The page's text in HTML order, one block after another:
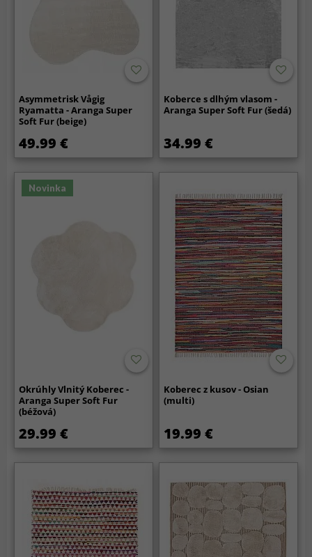
Asymmetrisk Vågig
Ryamatta - Aranga Super
Soft Fur (beige)
49.99 €
Koberce s dlhým vlasom -
Aranga Super Soft Fur (šedá)
34.99 €
Novinka
Okrúhly Vlnitý Koberec -
Aranga Super Soft Fur
(béžová)
29.99 €
Koberec z kusov - Osian
(multi)
19.99 €